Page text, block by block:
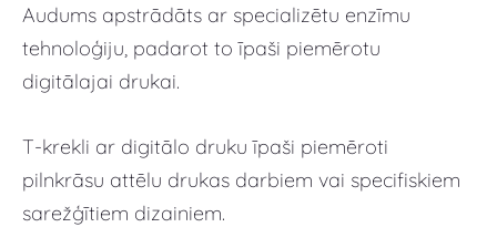
Audums apstrādāts ar specializētu enzīmu
tehnoloģiju, padarot to īpaši piemērotu
digitālajai drukai.
T-krekli ar digitālo druku īpaši piemēroti
pilnkrāsu attēlu drukas darbiem vai specifiskiem
sarežģītiem dizainiem.